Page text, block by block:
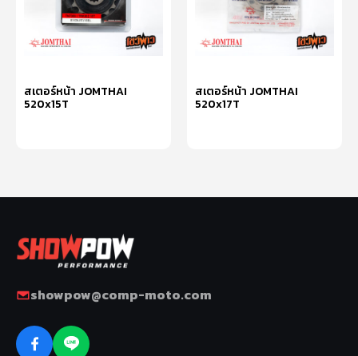
สเตอร์หน้า JOMTHAI
520x15T
สเตอร์หน้า JOMTHAI
520x17T
showpow@comp-moto.com